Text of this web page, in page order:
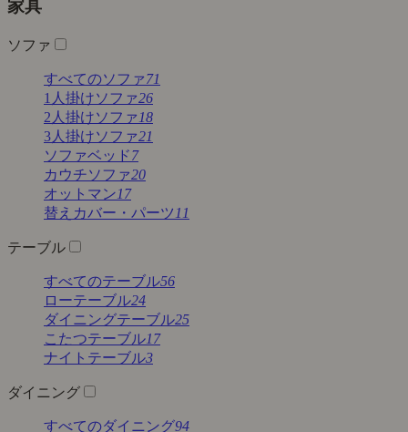
家具
ソファ
すべてのソファ71
1人掛けソファ26
2人掛けソファ 18
3人掛けソファ21
ソファベッド7
カウチソファ20
オットマン17
替えカバー・パーツ 11
テーブル
すべてのテーブル56
ローテーブル24
ダイニングテーブル25
こたつテーブル17
ナイトテーブル3
ダイニング
すべてのダイニング94